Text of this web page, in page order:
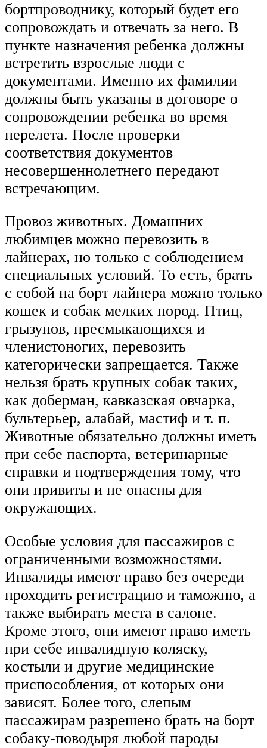
бортпроводнику, который будет его
сопровождать и отвечать за него. В
пункте назначения ребенка должны
встретить взрослые люди с
документами. Именно их фамилии
должны быть указаны в договоре о
сопровождении ребенка во время
перелета. После проверки
соответствия документов
несовершеннолетнего передают
встречающим.
Провоз животных. Домашних
любимцев можно перевозить в
лайнерах, но только с соблюдением
специальных условий. То есть, брать
с собой на борт лайнера можно только
кошек и собак мелких пород. Птиц,
грызунов, пресмыкающихся и
членистоногих, перевозить
категорически запрещается. Также
нельзя брать крупных собак таких,
как доберман, кавказская овчарка,
бультерьер, алабай, мастиф и т. п.
Животные обязательно должны иметь
при себе паспорта, ветеринарные
справки и подтверждения тому, что
они привиты и не опасны для
окружающих.
Особые условия для пассажиров с
ограниченными возможностями.
Инвалиды имеют право без очереди
проходить регистрацию и таможню, а
также выбирать места в салоне.
Кроме этого, они имеют право иметь
при себе инвалидную коляску,
костыли и другие медицинские
приспособления, от которых они
зависят. Более того, слепым
пассажирам разрешено брать на борт
собаку-поводыря любой пароды